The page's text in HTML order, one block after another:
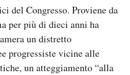
del Congresso. Proviene da
per più di dieci anni ha
un distretto
progressiste vicine alle
un atteggiamento “alla